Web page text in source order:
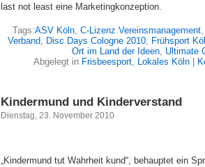
last not least eine Marketingkonzeption.
Tags:ASV Köln, C-Lizenz Vereinsmanagement
Verband, Disc Days Cologne 2010, Frühsport
Ort im Land der Ideen, Ultimate
Abgelegt in Frisbeesport, Lokales Köln|
Kindermund und Kinderverstand
Dienstag, 23. November 2010
„Kindermund tut Wahrheit kund“, behauptet ein